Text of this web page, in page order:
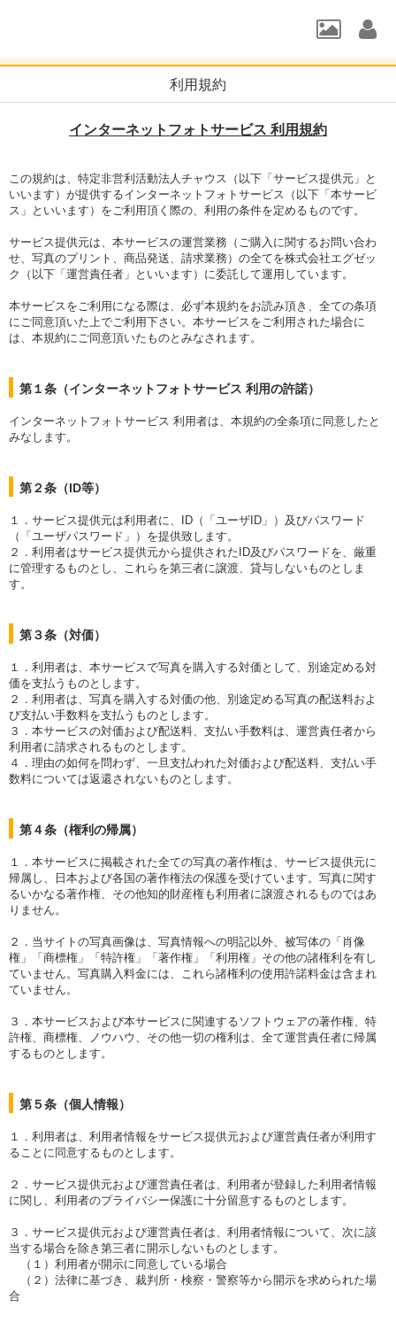
利用規約
インターネットフォトサービス 利用規約
この規約は、特定非営利活動法人チャウス（以下「サービス提供元」と
いいます）が提供するインターネットフォトサービス（以下「本サービ
ス」といいます）をご利用頂く際の、利用の条件を定めるものです。
サービス提供元は、本サービスの運営業務（ご購入に関するお問い合わ
せ、写真のプリント、商品発送、請求業務）の全てを株式会社エグゼッ
ク（以下「運営責任者」といいます）に委託して運用しています。
本サービスをご利用になる際は、必ず本規約をお読み頂き、全ての条項
にご同意頂いた上でご利用下さい。本サービスをご利用された場合に
は、本規約にご同意頂いたものとみなされます。
第１条（インターネットフォトサービス 利用の許諾）
インターネットフォトサービス 利用者は、本規約の全条項に同意したと
みなします。
第２条（ID等）
１．サービス提供元は利用者に、ID（「ユーザID」）及びパスワード
（「ユーザパスワード」）を提供致します。
２．利用者はサービス提供元から提供されたID及びパスワードを、厳重
に管理するものとし、これらを第三者に譲渡、貸与しないものとしま
す。
第３条（対価）
１．利用者は、本サービスで写真を購入する対価として、別途定める対
価を支払うものとします。
２．利用者は、写真を購入する対価の他、別途定める写真の配送料およ
び支払い手数料を支払うものとします。
３．本サービスの対価および配送料、支払い手数料は、運営責任者から
利用者に請求されるものとします。
４．理由の如何を問わず、一旦支払われた対価および配送料、支払い手
数料については返還されないものとします。
第４条（権利の帰属）
１．本サービスに掲載された全ての写真の著作権は、サービス提供元に
帰属し、日本および各国の著作権法の保護を受けています。写真に関す
るいかなる著作権、その他知的財産権も利用者に譲渡されるものではあ
りません。
２．当サイトの写真画像は、写真情報への明記以外、被写体の「肖像
権」「商標権」「特許権」「著作権」「利用権」その他の諸権利を有し
ていません。写真購入料金には、これら諸権利の使用許諾料金は含まれ
ていません。
３．本サービスおよび本サービスに関連するソフトウェアの著作権、特
許権、商標権、ノウハウ、その他一切の権利は、全て運営責任者に帰属
するものとします。
第５条（個人情報）
１．利用者は、利用者情報をサービス提供元および運営責任者が利用す
ることに同意するものとします。
２．サービス提供元および運営責任者は、利用者が登録した利用者情報
に関し、利用者のプライバシー保護に十分留意するものとします。
３．サービス提供元および運営責任者は、利用者情報について、次に該
当する場合を除き第三者に開示しないものとします。
（１）利用者が開示に同意している場合
（２）法律に基づき、裁判所・検察・警察等から開示を求められた場
合